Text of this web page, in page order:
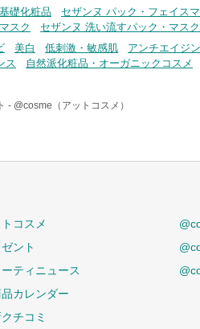
礎化粧品 セザンヌ パック・フェイス
スク
セザンヌ 洗い流すパック・マスク
美白 低刺激・敏感肌 アンチエイジ
ス 自然派化粧品・オーガニックコスメ
- @cosme（アットコスメ）
コスメ
ント
ーティニュース
カレンダー
チコミ